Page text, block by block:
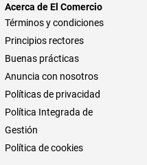
Acerca de El Comercio
Términos y condiciones
Principios rectores
Buenas prácticas
Anuncia con nosotros
Políticas de privacidad
Política Integrada de
Gestión
Política de cookies